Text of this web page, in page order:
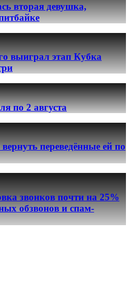
вторая девушка,
выиграл этап Кубка
по 2 августа
переведённые ей по
звонков почти на 25%
обзвонов и спам-